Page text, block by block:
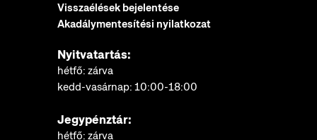
Visszaélések bejelentése
Akadálymentesítési nyilatkozat
Nyitvatartás:
hétfő: zárva
kedd-vasárnap: 10:00-18:00
Jegypénztár:
hétfő: zárva